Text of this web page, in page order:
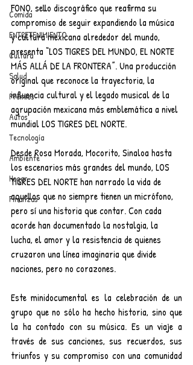
Comida
ENTRETENIMIENTO
Cultura
Salud
Premios
Autos
Tecnología
Ambiente
Hogar
Finanzas
FONO, sello discográfico que reafirma su
compromiso de seguir expandiendo la música
y cultura mexicana alrededor del mundo,
presenta “LOS TIGRES DEL MUNDO, EL NORTE
MÁS ALLÁ DE LA FRONTERA”. Una producción
original que reconoce la trayectoria, la
influencia cultural y el legado musical de la
agrupación mexicana más emblemática a nivel
mundial LOS TIGRES DEL NORTE.
Desde Rosa Morada, Mocorito, Sinaloa hasta
los escenarios más grandes del mundo, LOS
TIGRES DEL NORTE han narrado la vida de
aquellos que no siempre tienen un micrófono,
pero sí una historia que contar. Con cada
acorde han documentado la nostalgia, la
lucha, el amor y la resistencia de quienes
cruzaron una línea imaginaria que divide
naciones, pero no corazones.
Este minidocumental es la celebración de un
grupo que no sólo ha hecho historia, sino que
la ha contado con su música. Es un viaje a
través de sus canciones, sus recuerdos, sus
triunfos y su compromiso con una comunidad